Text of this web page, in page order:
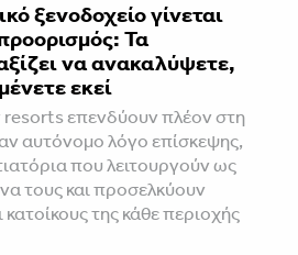
ξενοδοχείο γίνεται
Τα
να ανακαλύψετε,
εκεί
επενδύουν πλέον στη
αυτόνομο λόγο επίσκεψης,
που λειτουργούν ως
τους και προσελκύουν
κατοίκους της κάθε περιοχής